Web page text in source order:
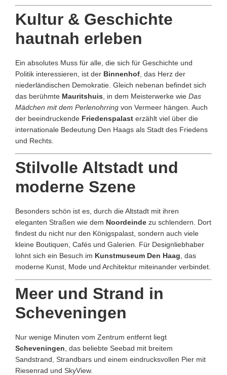
Kultur & Geschichte
hautnah erleben
Ein absolutes Muss für alle, die sich für Geschichte und
Politik interessieren, ist der Binnenhof , das Herz der
niederländischen Demokratie. Gleich nebenan befindet sich
das berühmte Mauritshuis , in dem Meisterwerke wie Das
Mädchen mit dem Perlenohrring von Vermeer hängen. Auch
der beeindruckende Friedenspalast erzählt viel über die
internationale Bedeutung Den Haags als Stadt des Friedens
und Rechts.
Stilvolle Altstadt und
moderne Szene
Besonders schön ist es, durch die Altstadt mit ihren
eleganten Straßen wie dem Noordeinde zu schlendern. Dort
findest du nicht nur den Königspalast, sondern auch viele
kleine Boutiquen, Cafés und Galerien. Für Designliebhaber
lohnt sich ein Besuch im Kunstmuseum Den Haag , das
moderne Kunst, Mode und Architektur miteinander verbindet.
Meer und Strand in
Scheveningen
Nur wenige Minuten vom Zentrum entfernt liegt
Scheveningen , das beliebte Seebad mit breitem
Sandstrand, Strandbars und einem eindrucksvollen Pier mit
Riesenrad und SkyView.